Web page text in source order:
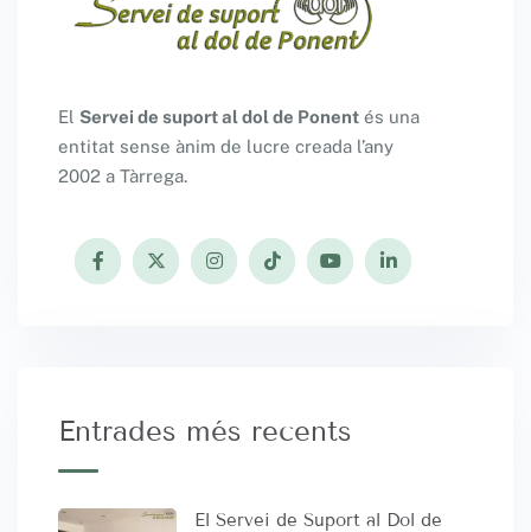
El Servei de suport al dol de Ponent és una
entitat sense ànim de lucre creada l’any
2002 a Tàrrega.
Entrades més recents
El Servei de Suport al Dol de